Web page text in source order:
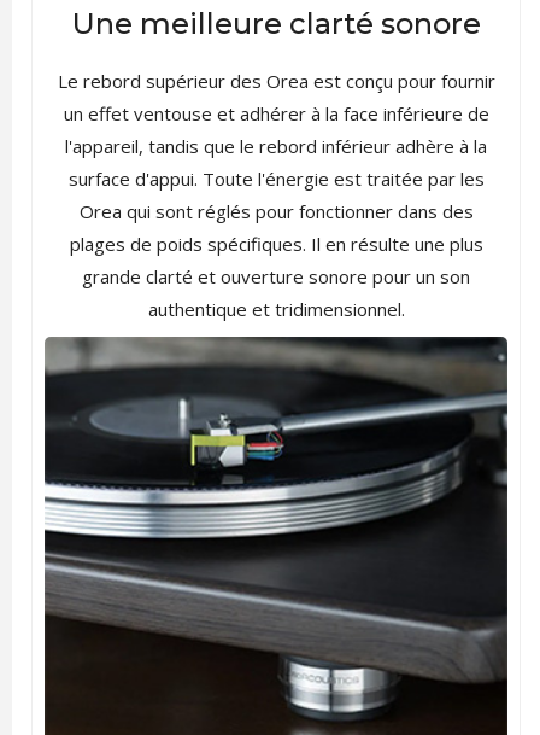
Une meilleure clarté sonore
Le rebord supérieur des Orea est conçu pour fournir
un effet ventouse et adhérer à la face inférieure de
l'appareil, tandis que le rebord inférieur adhère à la
surface d'appui. Toute l'énergie est traitée par les
Orea qui sont réglés pour fonctionner dans des
plages de poids spécifiques. Il en résulte une plus
grande clarté et ouverture sonore pour un son
authentique et tridimensionnel.